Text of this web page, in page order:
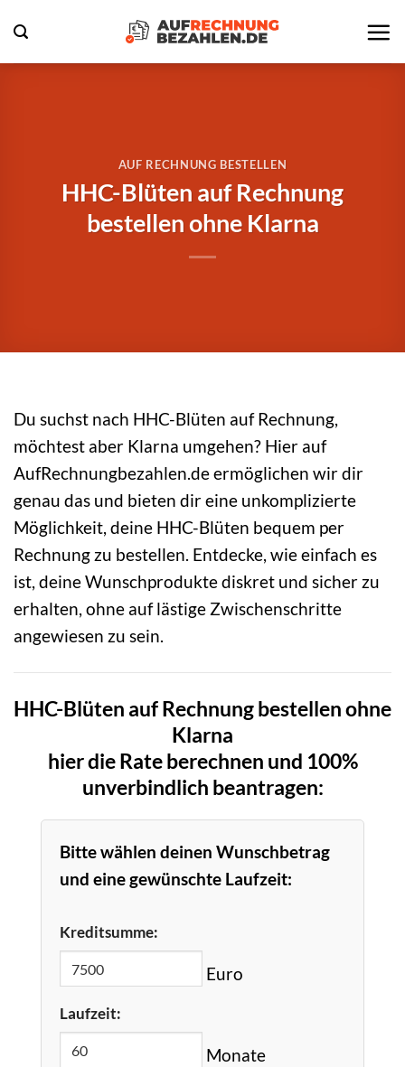
Inhalt
springen
AUF RECHNUNG BESTELLEN
HHC-Blüten auf Rechnung
bestellen ohne Klarna
Du suchst nach HHC-Blüten auf Rechnung,
möchtest aber Klarna umgehen? Hier auf
AufRechnungbezahlen.de ermöglichen wir dir
genau das und bieten dir eine unkomplizierte
Möglichkeit, deine HHC-Blüten bequem per
Rechnung zu bestellen. Entdecke, wie einfach es
ist, deine Wunschprodukte diskret und sicher zu
erhalten, ohne auf lästige Zwischenschritte
angewiesen zu sein.
HHC-Blüten auf Rechnung bestellen ohne
Klarna
hier die Rate berechnen und 100%
unverbindlich beantragen:
Bitte wählen deinen Wunschbetrag
und eine gewünschte Laufzeit:
Kreditsumme:
Euro
Laufzeit:
Monate